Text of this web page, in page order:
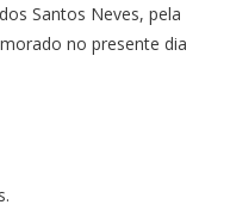
Santos Neves, pela
no presente dia